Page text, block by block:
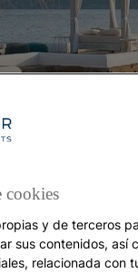
cookies
y de terceros
sus contenidos, así
relacionada con